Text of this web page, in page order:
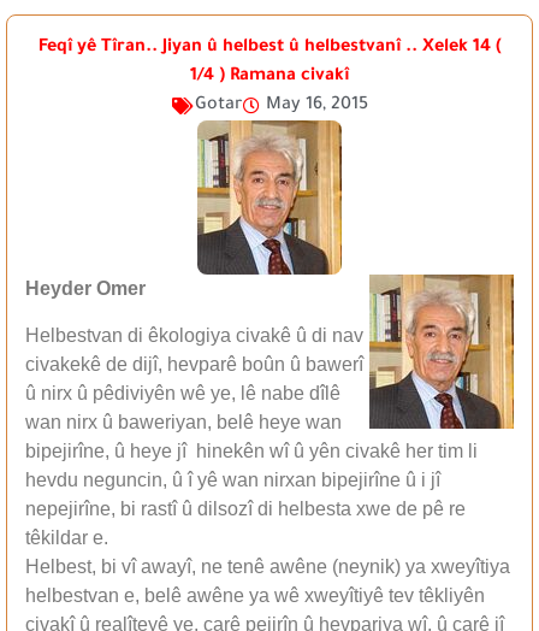
Feqî yê Tîran.. Jiyan û helbest û helbestvanî .. Xelek 14 (
1/4 ) Ramana civakî
Gotar
May 16, 2015
Heyder Omer
Helbestvan di êkologiya civakê û di nav
civakekê de dijî, hevparê boûn û bawerî
û nirx û pêdiviyên wê ye, lê nabe dîlê
wan nirx û baweriyan, belê heye wan
bipejirîne, û heye jî hinekên wî û yên civakê her tim li
hevdu neguncin, û î yê wan nirxan bipejirîne û i jî
nepejirîne, bi rastî û dilsozî di helbesta xwe de pê re
têkildar e.
Helbest, bi vî awayî, ne tenê awêne (neynik) ya xweyîtiya
helbestvan e, belê awêne ya wê xweyîtiyê tev têkliyên
civakî û realîteyê ye, carê pejirîn û hevpariya wî, û carê jî